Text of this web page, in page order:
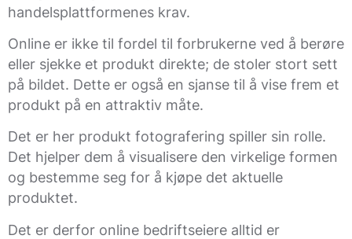
handelsplattformenes krav.
Online er ikke til fordel til forbrukerne ved å berøre
eller sjekke et produkt direkte; de stoler stort sett
på bildet. Dette er også en sjanse til å vise frem et
produkt på en attraktiv måte.
Det er her produkt fotografering spiller sin rolle.
Det hjelper dem å visualisere den virkelige formen
og bestemme seg for å kjøpe det aktuelle
produktet.
Det er derfor online bedriftseiere alltid er